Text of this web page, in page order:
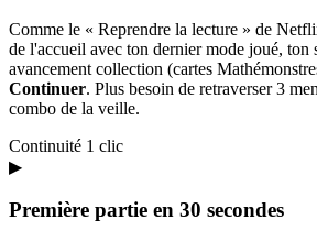
Comme le « Reprendre la lecture » de
de l'accueil avec ton dernier mode joué, ton
avancement collection (cartes
Continuer. Plus besoin de retraverser 3
combo de la veille.
Continuité 1 clic
▶
Première partie en 30 secondes